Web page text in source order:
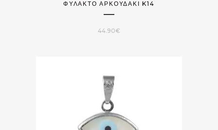
ΦΥΛΑΚΤΌ ΑΡΚΟΥΔΆΚΙ K14
44.90€